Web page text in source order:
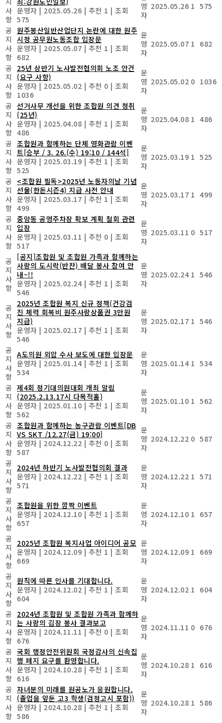
사
항
운영자 | 2025.05.26 | 추천 1 | 조회
575
영
자
2025.05.26 1 575
공
지
사
항
원주봉산일반산업단지 논란에 대한 원주
시청 공무원노동조합 입장문
운영자 | 2025.05.07 | 추천 1 | 조회
682
운
영
자
2025.05.07 1 682
공
지
사
항
25년 상반기 노사발전협의회 노조 안건
(요구 사항)
운영자 | 2025.05.02 | 추천 0 | 조회
1036
운
영
자
2025.05.02 0 1036
공
지
사
항
선거사무 개선을 위한 조합원 의견 청취
(25년)
운영자 | 2025.04.08 | 추천 1 | 조회
486
운
영
자
2025.04.08 1 486
공
지
사
항
조합원과 함께하는 단체 영화관람 이벤
트[승부 / 3. 26.(수) 19:10 / 144석]
운영자 | 2025.03.19 | 추천 1 | 조회
525
운
영
자
2025.03.19 1 525
공
지
사
항
<조합원 필독>2025년 노동자의날 기념
선물(한돈시즌4) 지급 사전 안내
운영자 | 2025.03.17 | 추천 1 | 조회
499
운
영
자
2025.03.17 1 499
공
지
사
항
중앙동 공영주차장 확보 계획 철회 관련
입장
운영자 | 2025.03.11 | 추천 0 | 조회
517
운
영
자
2025.03.11 0 517
공
지
사
항
[공지]조합원 및 조합원 가족과 함께하는
사랑의 도시락(반찬) 배달 봉사 참여 안
내~!!
운영자 | 2025.02.24 | 추천 1 | 조회
546
운
영
자
2025.02.24 1 546
공
지
사
항
2025년 조합원 복지 신규 정책(건강검
진 체력 회복비 원주사랑상품권 3만원
지급)
운영자 | 2025.02.17 | 추천 1 | 조회
546
운
영
자
2025.02.17 1 546
공
지
사
항
A도의원 외압 수사 보도에 대한 입장문
운영자 | 2025.01.14 | 추천 1 | 조회
534
운
영
자
2025.01.14 1 534
공
지
사
항
제4회 정기대의원대회 개최 알림
(2025.2.13.17시 다목적홀)
운영자 | 2025.01.10 | 추천 1 | 조회
562
운
영
자
2025.01.10 1 562
공
지
사
항
조합원과 함께하는 농구관람 이벤트[DB
VS SKT /12.27(금) 19:00]
운영자 | 2024.12.22 | 추천 0 | 조회
587
운
영
자
2024.12.22 0 587
공
지
사
항
2024년 하반기 노사발전협의회 결과
운영자 | 2024.12.22 | 추천 1 | 조회
571
운
영
자
2024.12.22 1 571
공
지
사
항
조합원을 위한 깜짝 이벤트
운영자 | 2024.12.10 | 추천 1 | 조회
657
운
영
자
2024.12.10 1 657
공
지
사
항
2025년 조합원 복지사업 아이디어 공모
운영자 | 2024.12.09 | 추천 1 | 조회
669
운
영
자
2024.12.09 1 669
공
지
사
항
원칙에 따른 인사를 기대합니다.
운영자 | 2024.12.02 | 추천 1 | 조회
604
운
영
자
2024.12.02 1 604
공
지
사
항
2024년 조합원 및 조합원 가족과 함께하
는 사랑의 김장 봉사 결과보고
운영자 | 2024.11.11 | 추천 0 | 조회
676
운
영
자
2024.11.11 0 676
공
지
사
항
국회 행정안전위원회 국정감사의 신속집
행 폐지 요구를 환영합니다.
운영자 | 2024.10.28 | 추천 1 | 조회
616
운
영
자
2024.10.28 1 616
공
지
사
항
자녀분의 미래를 원공노가 응원합니다.
(졸업을 앞둔 고3 학생(검정고시 포함))
운영자 | 2024.10.28 | 추천 1 | 조회
586
운
영
자
2024.10.28 1 586